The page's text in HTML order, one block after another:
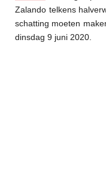
Zalando telkens
schatting moeten
dinsdag 9 juni 2020.